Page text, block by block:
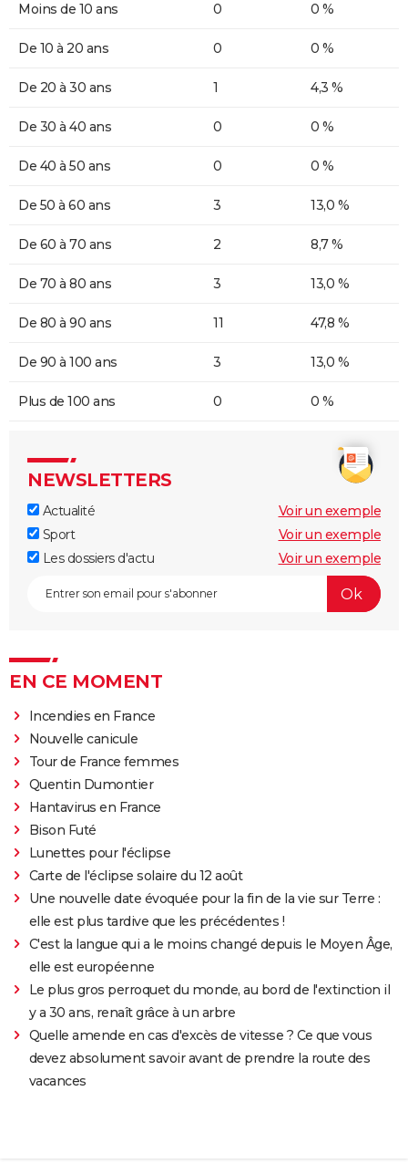
Moins de 10 ans 0 0 %
De 10 à 20 ans 0 0 %
De 20 à 30 ans 1 4,3 %
De 30 à 40 ans 0 0 %
De 40 à 50 ans 0 0 %
De 50 à 60 ans 3 13,0 %
De 60 à 70 ans 2 8,7 %
De 70 à 80 ans 3 13,0 %
De 80 à 90 ans 11 47,8 %
De 90 à 100 ans 3 13,0 %
Plus de 100 ans 0 0 %
NEWSLETTERS
Actualité
Voir un exemple
Sport
Voir un exemple
Les dossiers d'actu
Voir un exemple
EN CE MOMENT
Incendies en France
Nouvelle canicule
Tour de France femmes
Quentin Dumontier
Hantavirus en France
Bison Futé
Lunettes pour l'éclipse
Carte de l'éclipse solaire du 12 août
Une nouvelle date évoquée pour la fin de la vie sur Terre :
elle est plus tardive que les précédentes !
C'est la langue qui a le moins changé depuis le Moyen Âge,
elle est européenne
Le plus gros perroquet du monde, au bord de l'extinction il
y a 30 ans, renaît grâce à un arbre
Quelle amende en cas d'excès de vitesse ? Ce que vous
devez absolument savoir avant de prendre la route des
vacances